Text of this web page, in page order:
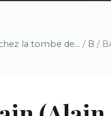
la tombe de... / B /